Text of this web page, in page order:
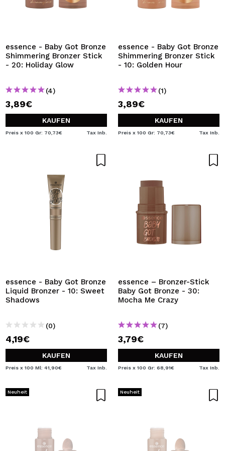
essence - Baby Got Bronze
Shimmering Bronzer Stick
- 20: Holiday Glow
(4)
3,89€
KAUFEN
Preis x 100 Gr: 70,73€ Tax Inb.
essence - Baby Got Bronze
Shimmering Bronzer Stick
- 10: Golden Hour
(1)
3,89€
KAUFEN
Preis x 100 Gr: 70,73€ Tax Inb.
essence - Baby Got Bronze
Liquid Bronzer - 10: Sweet
Shadows
(0)
4,19€
KAUFEN
Preis x 100 Ml: 41,90€ Tax Inb.
essence – Bronzer-Stick
Baby Got Bronze - 30:
Mocha Me Crazy
(7)
3,79€
KAUFEN
Preis x 100 Gr: 68,91€ Tax Inb.
Neuheit Neuheit